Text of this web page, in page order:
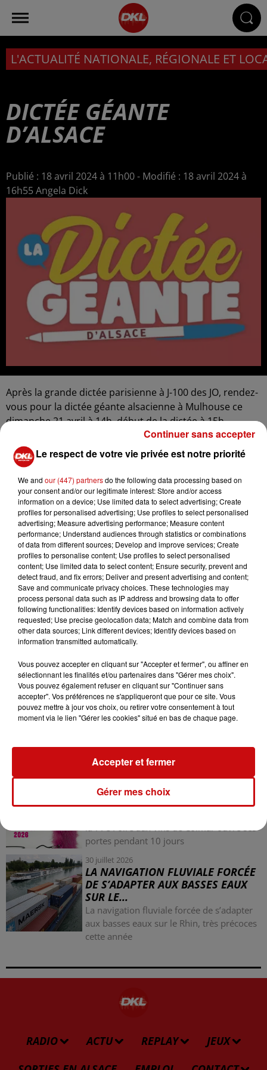
L'ACTUALITÉ NATIONALE, RÉGIONALE ET
DICTÉE GÉANTE
D’ALSACE
Publié : 18 avril 2024 à 11h00 - Modifié : 18 avril 2024 à
16h55 Angela Dick
Après la grande dictée parisienne à J-100 des JO, rendez-
vous pour la dictée géante alsacienne à Mulhouse ce
dimanche 21 avril à 14h, début de la dictée à 15h.
Le Centre sportif régional accueille, ce dimanche 21 avril,
la Dictée géante d’Alsace, un évènement ludique, gratuit
et ouvert à tous. Organisée par la Collectivité
européenne d’Alsace, cette dictée géante sera placée
sous le signe du sport, en cette année olympique. Mises
en place, depuis 2013, par l’écrivain et journaliste Rachid
Santaki, qui sera présent ce dimanche, ces dictées
géantes et originales se veulent être des moments
fédérateurs, pour jouer avec l’orthographe et les mots.
LES AUTRES ACTUALITÉS
31 juillet 2026
MULHOUSE : UN HOMME
CONDAMNÉ À TROIS MOIS DE
PRISON AVEC SURSIS...
mois de prison avec sursis pour un salut
nazi
31 juillet 2026
LA 77E FOIRE AUX VINS DE
COLMAR OUVRE SES PORTES
portes pendant 10 jours
30 juillet 2026
LA NAVIGATION FLUVIALE FORCÉE
DE S’ADAPTER AUX BASSES EAUX
SUR LE...
La navigation fluviale forcée de s’adapter
aux basses eaux sur le Rhin, très précoces
cette année
RADIO ACTU REPLAY
JEUX
Le respect de votre vie privée est notre priorité
We and our (447) partnersdo the following data processing based on
your consent and/or our legitimate interest: Store and/or access
information on a device; Use limited data to select advertising; Create
profiles for personalised advertising; Use profiles to select personalised
advertising; Measure advertising performance; Measure content
performance; Understand audiences through statistics or combinations
of data from different sources; Develop and improve services; Create
profiles to personalise content; Use profiles to select personalised
content; Use limited data to select content; Ensure security, prevent and
detect fraud, and fix errors; Deliver and present advertising and content;
Save and communicate privacy choices. These technologies may
process personal data such as IP address and browsing data to offer
following functionalities: Identify devices based on information actively
requested; Use precise geolocation data; Match and combine data from
other data sources; Link different devices; Identify devices based on
information transmitted automatically.
Vous pouvez accepter en cliquant sur "Accepter et fermer", ou affiner en
sélectionnant les finalités et/ou partenaires dans "Gérer mes choix".
Vous pouvez également refuser en cliquant sur "Continuer sans
accepter". Vos préférences ne s'appliqueront que pour ce site. Vous
pouvez mettre à jour vos choix, ou retirer votre consentement à tout
moment via le lien "Gérer les cookies" situé en bas de chaque page.
Gérer mes choix
Accepter et fermer
Continuer sans accepter